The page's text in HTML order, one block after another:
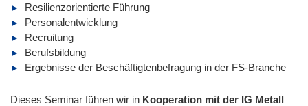
Resilienzorientierte Führung
Personalentwicklung
Recruitung
Berufsbildung
Ergebnisse der Beschäftigtenbefragung in der FS-Branche
Dieses Seminar führen wir in Kooperation mit der IG Metall